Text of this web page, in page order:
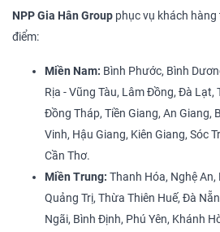
NPP Gia Hân Group phục vụ khách
điểm:
Miền Nam: Bình Phước, Bình
Rịa - Vũng Tàu, Lâm Đồng, Đà Lạt,
Đồng Tháp, Tiền Giang, An Giang,
Vinh, Hậu Giang, Kiên Giang, Sóc
Cần Thơ.
Miền Trung: Thanh Hóa, Nghệ An,
Quảng Trị, Thừa Thiên Huế, Đà
Ngãi, Bình Định, Phú Yên, Khánh